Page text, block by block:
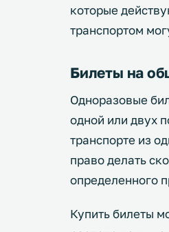
которые
транспортом
Билеты на
Одноразовые
одной или двух
транспорте из
право делать
определенного
Купить билеты